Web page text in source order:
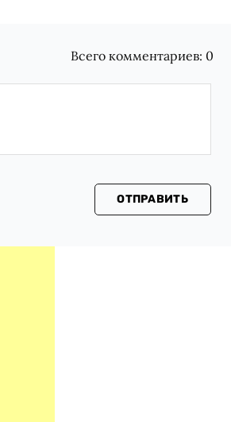
Всего комментариев: 0
ОТПРАВИТЬ